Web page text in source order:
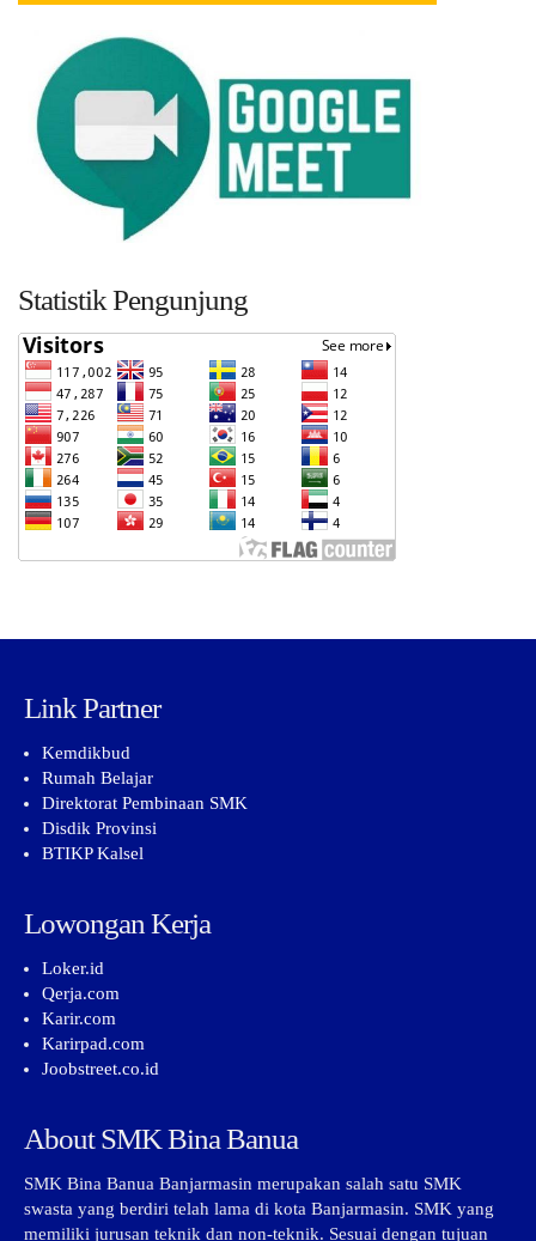
Statistik Pengunjung
Link Partner
Kemdikbud
Rumah Belajar
Direktorat Pembinaan SMK
Disdik Provinsi
BTIKP Kalsel
Lowongan Kerja
Loker.id
Qerja.com
Karir.com
Karirpad.com
Joobstreet.co.id
About SMK Bina Banua
SMK Bina Banua Banjarmasin merupakan salah satu SMK
swasta yang berdiri telah lama di kota Banjarmasin. SMK yang
memiliki jurusan teknik dan non-teknik. Sesuai dengan tujuan